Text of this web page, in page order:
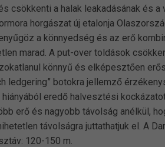
csökkenti a halak leakadásának és
horgászat új etalonja
a könnyedség és az erő
marad. A put-over toldások
könnyű és elképesztően
ledgering” botokra jellemző
hiányából eredő halvesztési
erő és nagyobb távolság anélkül,
távolságra juttathatjuk el. A
120-150 m.